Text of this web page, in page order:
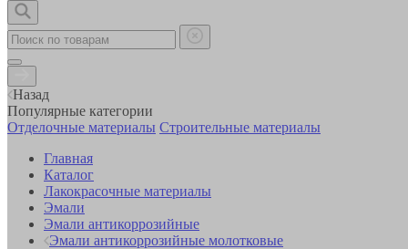
Назад
Популярные категории
Отделочные материалы Строительные материалы
Главная
Каталог
Лакокрасочные материалы
Эмали
Эмали антикоррозийные
Эмали антикоррозийные молотковые